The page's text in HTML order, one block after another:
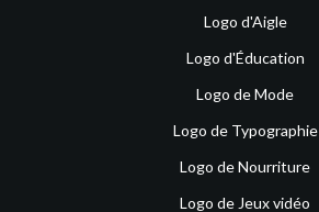
Logo d'Aigle
Logo d'Éducation
Logo de Mode
Logo de Typographie
Logo de Nourriture
Logo de Jeux vidéo